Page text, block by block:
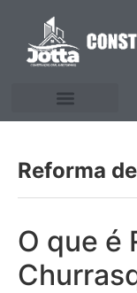
Reforma
O que é